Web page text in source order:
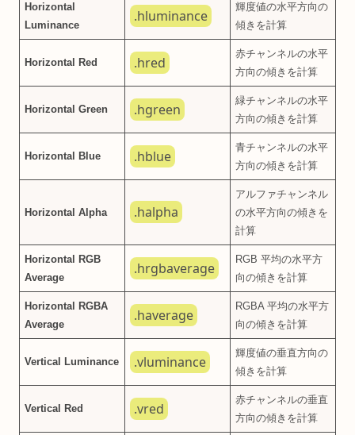
Horizontal
Luminance
.hluminance
輝度値の水平方向の
傾きを計算
Horizontal Red .hred
赤チャンネルの水平
方向の傾きを計算
Horizontal Green .hgreen
緑チャンネルの水平
方向の傾きを計算
Horizontal Blue .hblue
青チャンネルの水平
方向の傾きを計算
Horizontal Alpha .halpha
アルファチャンネル
の水平方向の傾きを
計算
Horizontal RGB
Average
.hrgbaverage
RGB 平均の水平方
向の傾きを計算
Horizontal RGBA
Average
.haverage
RGBA 平均の水平方
向の傾きを計算
Vertical Luminance .vluminance
輝度値の垂直方向の
傾きを計算
Vertical Red .vred
赤チャンネルの垂直
方向の傾きを計算